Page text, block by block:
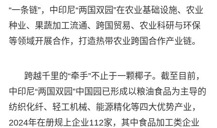
“一条链”，中印尼“两国双园”在农业基础设施、农业
种业、果蔬加工流通、跨国贸易、农业科研与环保
等领域开展合作，打造热带农业跨国合作产业链。
跨越千里的“牵手”不止于一颗椰子。截至目前，
中印尼“两国双园”中国园已形成以粮油食品为主导的
纺织化纤、轻工机械、能源精化等四大优势产业，
2024年在册规上企业112家，其中食品加工类企业